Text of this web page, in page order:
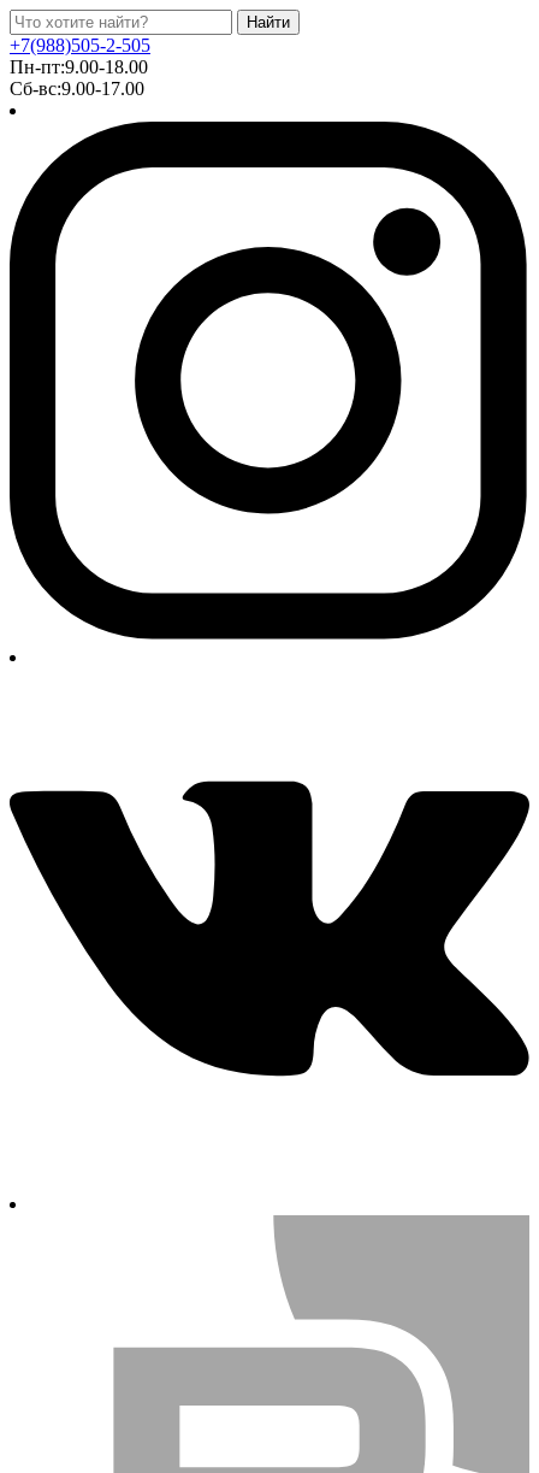
Найти
+7(988)505-2-505
Пн-пт:9.00-18.00
Сб-вс:9.00-17.00